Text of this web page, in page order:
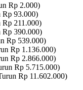
Rp 2.000)
Rp 93.000)
Rp 211.000)
Rp 390.000)
Rp 539.000)
Rp 1.136.000)
Rp 2.866.000)
Rp 5.715.000)
Rp 11.602.000)